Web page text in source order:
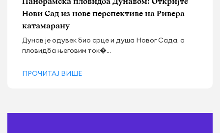
Панорамска пловидба Дунавом: Откријте
Нови Сад из нове перспективе на Ривера
катамарану
Дунав је одувек био срце и душа Новог Сада, а
пловидба његовим ток�...
ПРОЧИТАЈ ВИШЕ